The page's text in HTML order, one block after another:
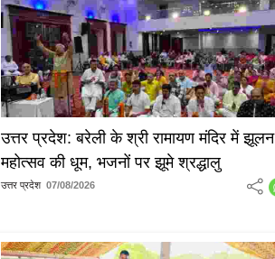
उत्तर प्रदेश: बरेली के श्री रामायण मंदिर में झूलन
महोत्सव की धूम, भजनों पर झूमे श्रद्धालु
उत्तर प्रदेश 07/08/2026